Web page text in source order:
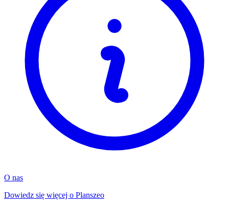
O nas
Dowiedz się więcej o Planszeo